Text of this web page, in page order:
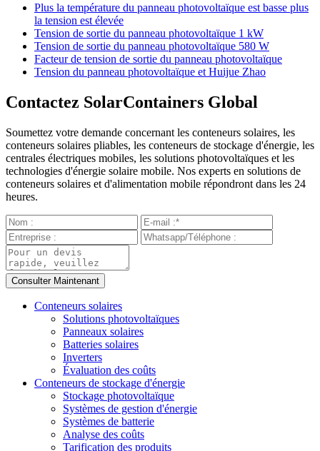
Plus la température du panneau photovoltaïque est basse plus
la tension est élevée
Tension de sortie du panneau photovoltaïque 1 kW
Tension de sortie du panneau photovoltaïque 580 W
Facteur de tension de sortie du panneau photovoltaïque
Tension du panneau photovoltaïque et Huijue Zhao
Contactez SolarContainers Global
Soumettez votre demande concernant les conteneurs solaires, les
conteneurs solaires pliables, les conteneurs de stockage d'énergie, les
centrales électriques mobiles, les solutions photovoltaïques et les
technologies d'énergie solaire mobile. Nos experts en solutions de
conteneurs solaires et d'alimentation mobile répondront dans les 24
heures.
Conteneurs solaires
Solutions photovoltaïques
Panneaux solaires
Batteries solaires
Inverters
Évaluation des coûts
Conteneurs de stockage d'énergie
Stockage photovoltaïque
Systèmes de gestion d'énergie
Systèmes de batterie
Analyse des coûts
Tarification des produits